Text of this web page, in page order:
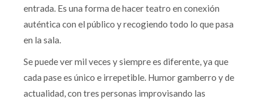
entrada. Es una forma de hacer teatro en conexión
auténtica con el público y recogiendo todo lo que pasa
en la sala.
Se puede ver mil veces y siempre es diferente, ya que
cada pase es único e irrepetible. Humor gamberro y de
actualidad, con tres personas improvisando las